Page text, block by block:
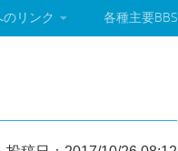
リンク 各種主要BBS